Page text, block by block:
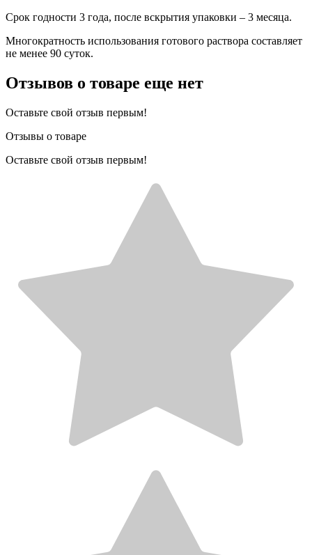
Срок годности 3 года, после вскрытия упаковки – 3 месяца.
Многократность использования готового раствора составляет
не менее 90 суток.
Отзывов о товаре еще нет
Оставьте свой отзыв первым!
Отзывы о товаре
Оставьте свой отзыв первым!